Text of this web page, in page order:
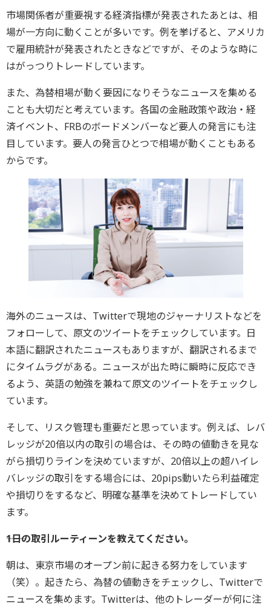
市場関係者が重要視する経済指標が発表されたあとは、相
場が一方向に動くことが多いです。例を挙げると、アメリカ
で雇用統計が発表されたときなどですが、そのような時に
はがっつりトレードしています。
また、為替相場が動く要因になりそうなニュースを集める
ことも大切だと考えています。各国の金融政策や政治・経
済イベント、FRBのボードメンバーなど要人の発言にも注
目しています。要人の発言ひとつで相場が動くこともある
からです。
海外のニュースは、Twitterで現地のジャーナリストなどを
フォローして、原文のツイートをチェックしています。日
本語に翻訳されたニュースもありますが、翻訳されるまで
にタイムラグがある。ニュースが出た時に瞬時に反応でき
るよう、英語の勉強を兼ねて原文のツイートをチェックし
ています。
そして、リスク管理も重要だと思っています。例えば、レバ
レッジが20倍以内の取引の場合は、その時の値動きを見な
がら損切りラインを決めていますが、20倍以上の超ハイレ
バレッジの取引をする場合には、20pips動いたら利益確定
や損切りをするなど、明確な基準を決めてトレードしてい
ます。
――1日の取引ルーティーンを教えてください。
朝は、東京市場のオープン前に起きる努力をしています
（笑）。起きたら、為替の値動きをチェックし、Twitterで
ニュースを集めます。Twitterは、他のトレーダーが何に注